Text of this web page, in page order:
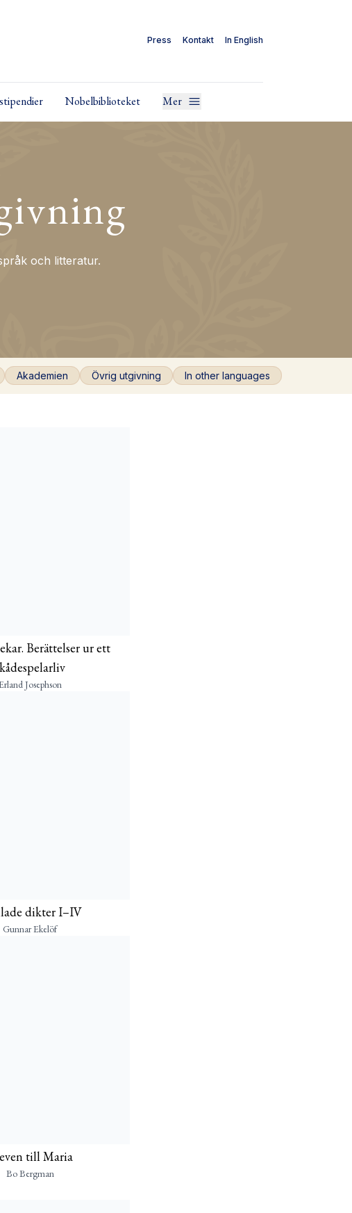
Press Kontakt In English
Nobelbiblioteket Mer
och litteratur.
Akademien Övrig utgivning In other languages
Berättelser ur ett
Josephson
dikter I–IV
Gunnar Ekelöf
till Maria
Bo Bergman